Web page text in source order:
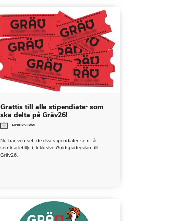
Grattis till alla stipendiater som
ska delta på Gräv26!
12 FEBRUARI 2026
Nu har vi utsett de elva stipendiater som får
seminariebiljett, inklusive Guldspadegalan, till
Gräv26.